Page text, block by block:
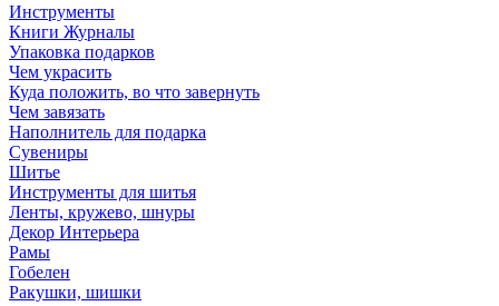
Инструменты
Книги Журналы
Упаковка подарков
Чем украсить
Куда положить, во что завернуть
Чем завязать
Наполнитель для подарка
Сувениры
Шитье
Инструменты для шитья
Ленты, кружево, шнуры
Декор Интерьера
Рамы
Гобелен
Ракушки, шишки